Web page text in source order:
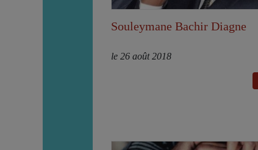
Souleymane Bachir Diagne
le 26 août 2018